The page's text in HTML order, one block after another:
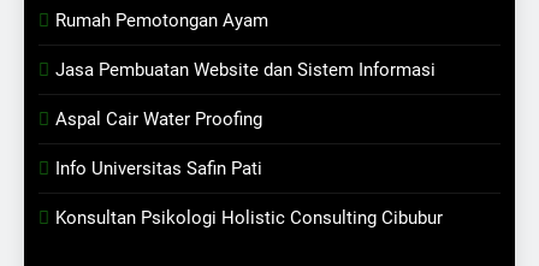
Rumah Pemotongan Ayam
Jasa Pembuatan Website dan Sistem Informasi
Aspal Cair Water Proofing
Info Universitas Safin Pati
Konsultan Psikologi Holistic Consulting Cibubur